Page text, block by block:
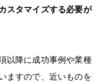
スタマイズする必要が
以降に成功事例や業種
ますので、近いものを